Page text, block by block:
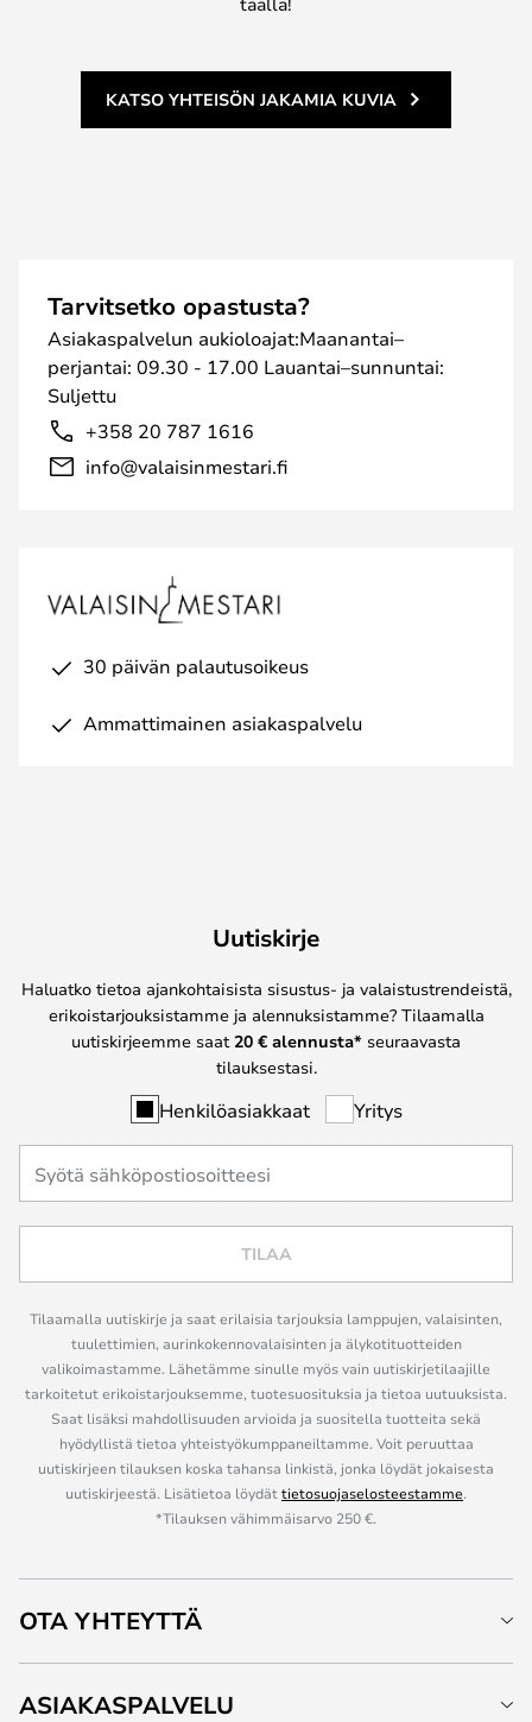
KATSO YHTEISÖN JAKAMIA KUVIA
Tarvitsetko opastusta?
Asiakaspalvelun aukioloajat:Maanantai–
perjantai: 09.30 - 17.00 Lauantai–sunnuntai:
Suljettu
+358 20 787 1616
info@valaisinmestari.fi
30 päivän palautusoikeus
Ammattimainen asiakaspalvelu
Uutiskirje
Haluatko tietoa ajankohtaisista sisustus- ja valaistustrendeistä,
erikoistarjouksistamme ja alennuksistamme? Tilaamalla
uutiskirjeemme saat 20 € alennusta* seuraavasta
tilauksestasi.
Henkilöasiakkaat Yritys
TILAA
Tilaamalla uutiskirje ja saat erilaisia tarjouksia lamppujen, valaisinten,
tuulettimien, aurinkokennovalaisinten ja älykotituotteiden
valikoimastamme. Lähetämme sinulle myös vain uutiskirjetilaajille
tarkoitetut erikoistarjouksemme, tuotesuosituksia ja tietoa uutuuksista.
Saat lisäksi mahdollisuuden arvioida ja suositella tuotteita sekä
hyödyllistä tietoa yhteistyökumppaneiltamme. Voit peruuttaa
uutiskirjeen tilauksen koska tahansa linkistä, jonka löydät jokaisesta
uutiskirjeestä. Lisätietoa löydättietosuojaselosteestamme.
*Tilauksen vähimmäisarvo 250 €.
OTA YHTEYTTÄ
ASIAKASPALVELU